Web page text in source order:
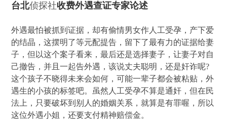
台北侦探社收费外遇查证专家论述
外遇最怕被抓到证据，却有偷情男女作人工受孕，产下爱
的结晶，这摆明了等元配提告，留下了最有力的证据给妻
子，但以这个案子看来，最后还是选择妻子，让妻子对自
己撤告，并且一起告外遇，该说丈夫聪明，还是奸诈呢?
这个孩子不晓得未来会如何，可能一辈子都会被粘贴，外
遇生的小孩的标签吧。虽然人工受孕不算是通奸，但在民
法上，只要破坏到别人的婚姻关系，就算是有罪喔，所以
这位外遇小姐，还要支付精神赔偿金。